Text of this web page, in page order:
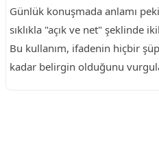
Günlük konuşmada anlamı
sıklıkla "açık ve net" şeklinde
Bu kullanım, ifadenin hiçbir
kadar belirgin olduğunu